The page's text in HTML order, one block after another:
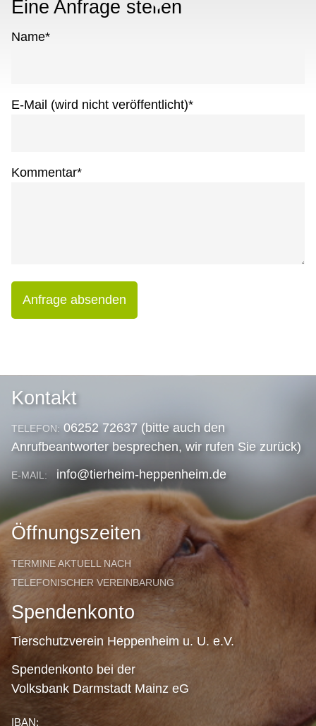
Eine Anfrage stellen
Name*
E-Mail (wird nicht veröffentlicht)*
Kommentar*
Anfrage absenden
Kontakt
TELEFON: 06252 72637 (bitte auch den
Anrufbeantworter besprechen, wir rufen Sie zurück)
E-MAIL: info@tierheim-heppenheim.de
Öffnungszeiten
TERMINE AKTUELL NACH
TELEFONISCHER VEREINBARUNG
Spendenkonto
Tierschutzverein Heppenheim u. U. e.V.
Spendenkonto bei der
Volksbank Darmstadt Mainz eG
IBAN: